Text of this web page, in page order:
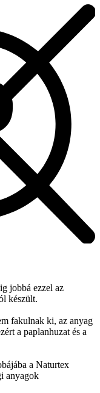
jobbá ezzel az
készült.
fakulnak ki, az anyag
a paplanhuzat és a
a Naturtex
anyagok